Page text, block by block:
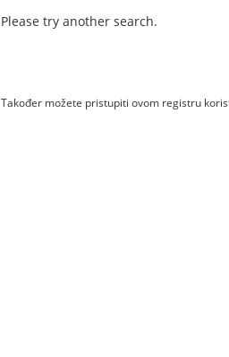
Please try another search.
Također možete pristupiti ovom registru